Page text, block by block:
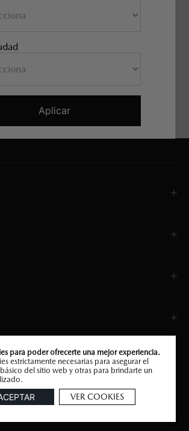
Aplicar
visto todos los
DIGITAL COMMERCE.
para poder ofrecerte una mejor experiencia.
estrictamente necesarias para asegurar el
del sitio web y otras para brindarte un
VER COOKIES